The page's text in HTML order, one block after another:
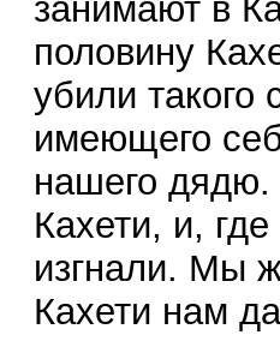
занимают в
половину
убили такого
имеющего
нашего дядю.
Кахети, и,
изгнали. Мы
Кахети нам